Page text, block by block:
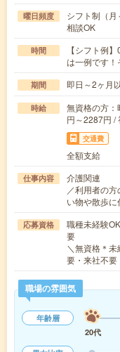
曜日頻度
シフト制（
相談OK
時間
【シフト例
は一例です
期間 即日～2ヶ月
時給
無資格の方
円～2287円 /
交通費
全額支給
仕事内容
介護関連
／利用者の
い物や散歩
応募資格
職種未経験
要
＼無資格＊
要・来社不
職場の雰囲気
年齢層
20代